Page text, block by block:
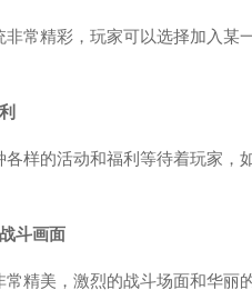
非常精彩，玩家可以选择加入
各样的活动和福利等待着玩家
斗画面
常精美，激烈的战斗场面和华